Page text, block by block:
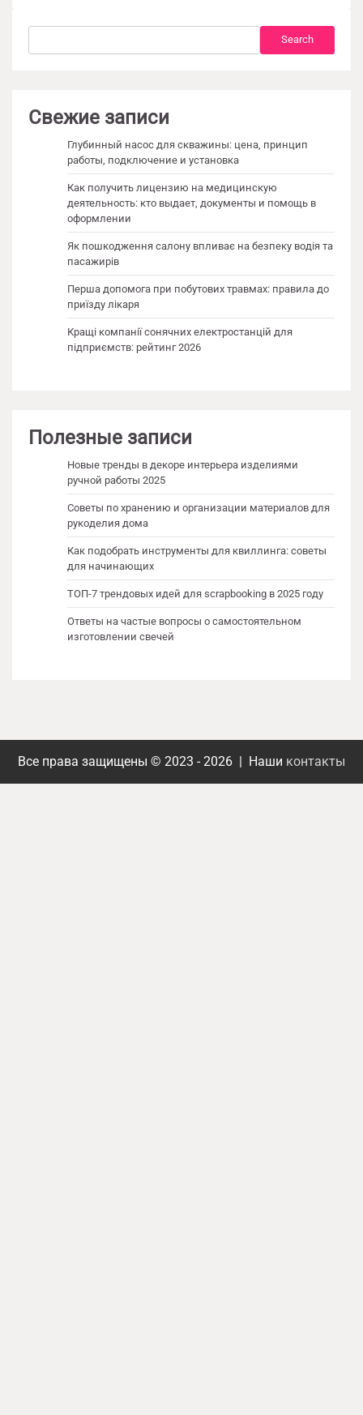
Search
Свежие записи
Глубинный насос для скважины: цена, принцип
работы, подключение и установка
Как получить лицензию на медицинскую
деятельность: кто выдает, документы и помощь в
оформлении
Як пошкодження салону впливає на безпеку водія та
пасажирів
Перша допомога при побутових травмах: правила до
приїзду лікаря
Кращі компанії сонячних електростанцій для
підприємств: рейтинг 2026
Полезные записи
Новые тренды в декоре интерьера изделиями
ручной работы 2025
Советы по хранению и организации материалов для
рукоделия дома
Как подобрать инструменты для квиллинга: советы
для начинающих
ТОП-7 трендовых идей для scrapbooking в 2025 году
Ответы на частые вопросы о самостоятельном
изготовлении свечей
Все права защищены © 2023 - 2026 | Наши контакты